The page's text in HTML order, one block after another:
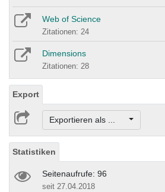
Web of Science
Zitationen: 24
Dimensions
Zitationen: 28
Export
Exportieren als ...
Statistiken
Seitenaufrufe: 96
seit 27.04.2018